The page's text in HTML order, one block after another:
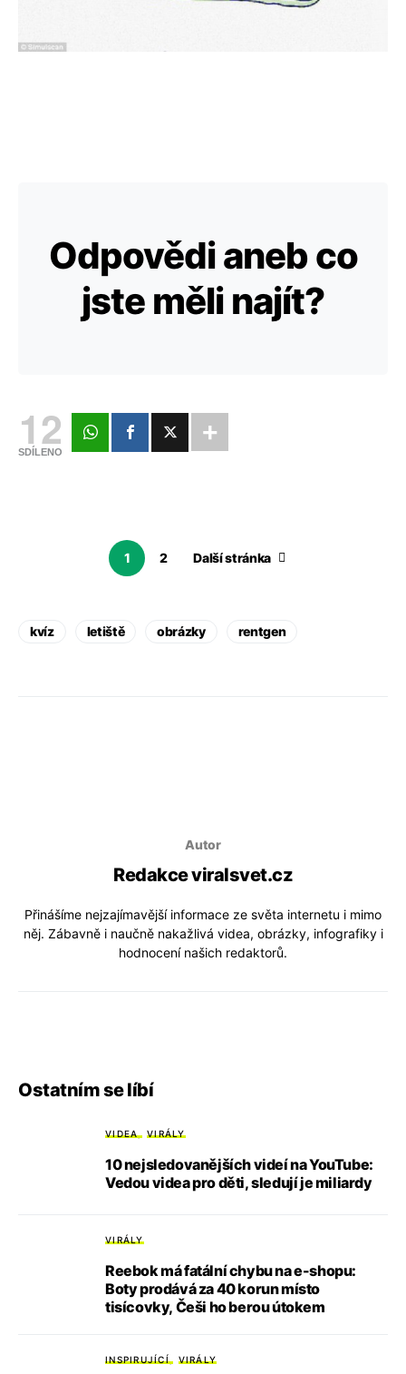
Odpovědi aneb co
jste měli najít?
12
SDÍLENO
1 2 Další stránka
kvíz letiště obrázky rentgen
Autor
Redakce viralsvet.cz
Přinášíme nejzajímavější informace ze světa internetu i mimo
něj. Zábavně i naučně nakažlivá videa, obrázky, infografiky i
hodnocení našich redaktorů.
Ostatním se líbí
VIDEA VIRÁLY
10 nejsledovanějších videí na YouTube:
Vedou videa pro děti, sledují je miliardy
VIRÁLY
Reebok má fatální chybu na e-shopu:
Boty prodává za 40 korun místo
tisícovky, Češi ho berou útokem
INSPIRUJÍCÍ VIRÁLY